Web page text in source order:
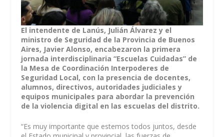
El intendente de Lanús, Julián Álvarez y el
ministro de Seguridad de la Provincia de Buenos
Aires, Javier Alonso, encabezaron la primera
jornada interdisciplinaria “Escuelas Cuidadas” de
la Mesa de Coordinación Interpoderes de
Seguridad Local, con la presencia de docentes,
alumnos, directivos, autoridades judiciales y
equipos municipales para abordar la prevención
de la violencia digital en las escuelas del distrito.
“Es muy importante que estemos todos juntos, desde